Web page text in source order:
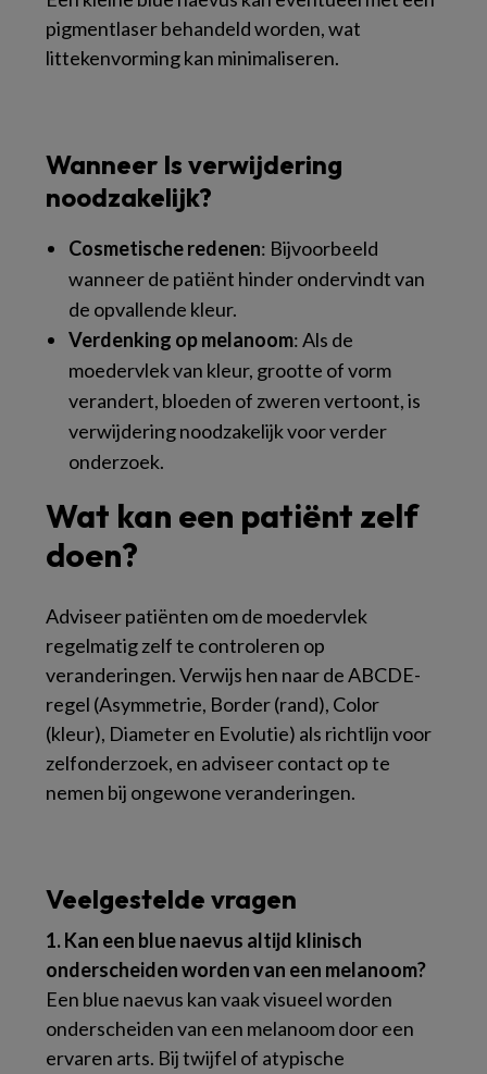
pigmentlaser behandeld worden, wat
littekenvorming kan minimaliseren.
Wanneer Is verwijdering
noodzakelijk?
Cosmetische redenen: Bijvoorbeeld
wanneer de patiënt hinder ondervindt van
de opvallende kleur.
Verdenking op melanoom: Als de
moedervlek van kleur, grootte of vorm
verandert, bloeden of zweren vertoont, is
verwijdering noodzakelijk voor verder
onderzoek.
Wat kan een patiënt zelf
doen?
Adviseer patiënten om de moedervlek
regelmatig zelf te controleren op
veranderingen. Verwijs hen naar de ABCDE-
regel (Asymmetrie, Border (rand), Color
(kleur), Diameter en Evolutie) als richtlijn voor
zelfonderzoek, en adviseer contact op te
nemen bij ongewone veranderingen.
Veelgestelde vragen
1. Kan een blue naevus altijd klinisch
onderscheiden worden van een melanoom?
Een blue naevus kan vaak visueel worden
onderscheiden van een melanoom door een
ervaren arts. Bij twijfel of atypische